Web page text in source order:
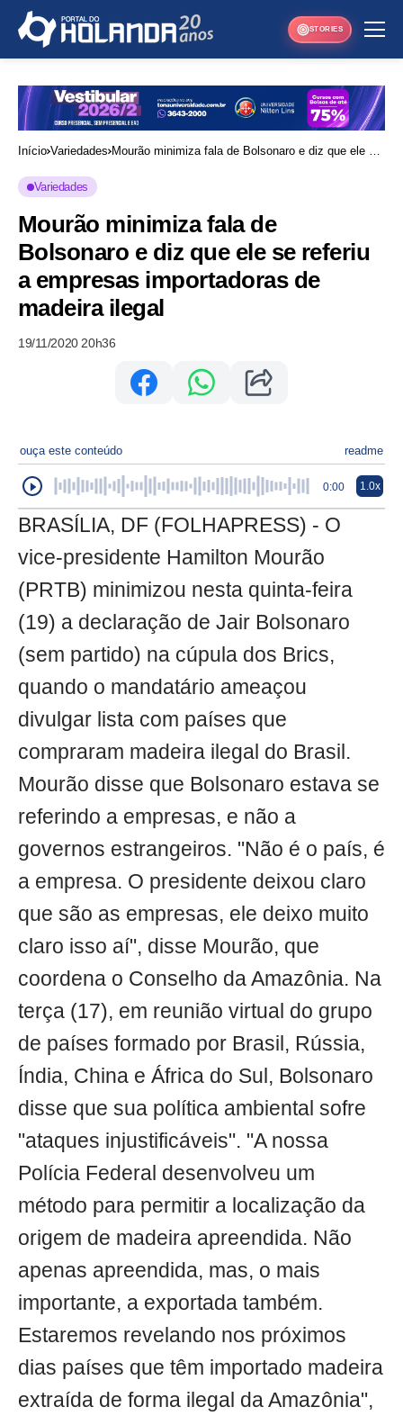
STORIES
Início Variedades Mourão minimiza fala de Bolsonaro e diz que ele se
Variedades
Mourão minimiza fala de
Bolsonaro e diz que ele se referiu
a empresas importadoras de
madeira ilegal
19/11/2020 20h36
ouça este conteúdo readme
0:00 1.0x
BRASÍLIA, DF (FOLHAPRESS) - O
vice-presidente Hamilton Mourão
(PRTB) minimizou nesta quinta-feira
(19) a declaração de Jair Bolsonaro
(sem partido) na cúpula dos Brics,
quando o mandatário ameaçou
divulgar lista com países que
compraram madeira ilegal do Brasil.
Mourão disse que Bolsonaro estava se
referindo a empresas, e não a
governos estrangeiros. "Não é o país, é
a empresa. O presidente deixou claro
que são as empresas, ele deixo muito
claro isso aí", disse Mourão, que
coordena o Conselho da Amazônia. Na
terça (17), em reunião virtual do grupo
de países formado por Brasil, Rússia,
Índia, China e África do Sul, Bolsonaro
disse que sua política ambiental sofre
"ataques injustificáveis". "A nossa
Polícia Federal desenvolveu um
método para permitir a localização da
origem de madeira apreendida. Não
apenas apreendida, mas, o mais
importante, a exportada também.
Estaremos revelando nos próximos
dias países que têm importado madeira
extraída de forma ilegal da Amazônia",